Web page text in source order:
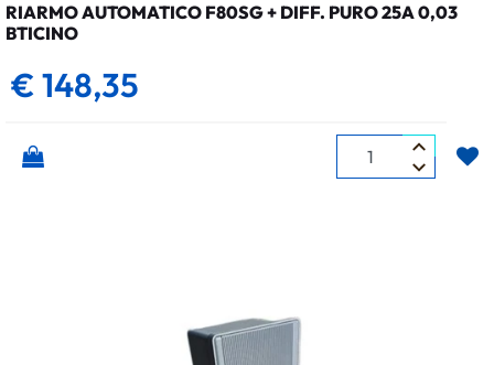
RIARMO AUTOMATICO F80SG + DIFF. PURO 25A 0,03
BTICINO
€ 148,35
Quantità